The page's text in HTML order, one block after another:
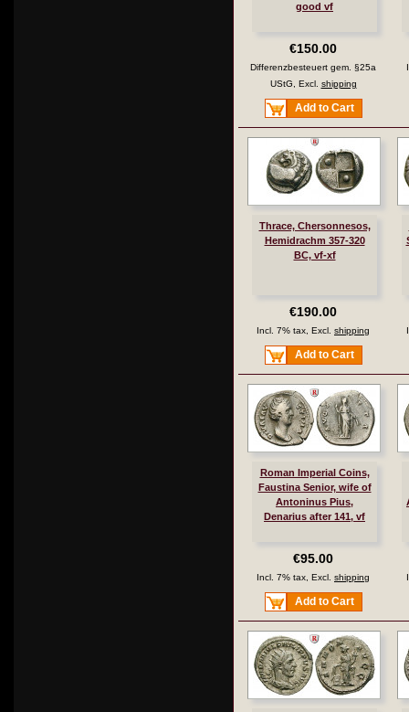
good vf
€150.00
Differenzbesteuert gem. §25a
UStG, Excl. shipping
Add to Cart
Thrace, Chersonnesos,
Hemidrachm 357-320
BC, vf-xf
€190.00
Incl. 7% tax, Excl. shipping
Add to Cart
Roman Imperial Coins,
Faustina Senior, wife of
Antoninus Pius,
Denarius after 141, vf
€95.00
Incl. 7% tax, Excl. shipping
Add to Cart